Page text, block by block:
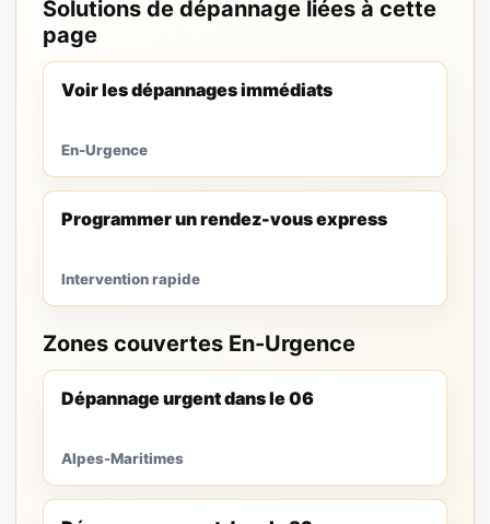
Solutions de dépannage liées à cette
page
Voir les dépannages immédiats
En-Urgence
Programmer un rendez-vous express
Intervention rapide
Zones couvertes En-Urgence
Dépannage urgent dans le 06
Alpes-Maritimes